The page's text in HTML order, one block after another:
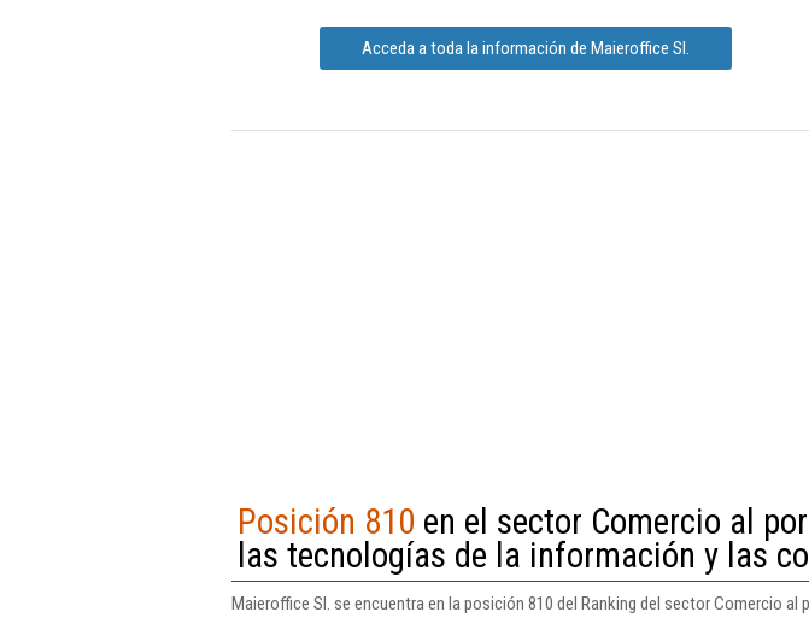
Acceda a toda la información de Maieroffice Sl.
Posición 810 en el sector Comercio al
las tecnologías de la información y las
Maieroffice Sl. se encuentra en la posición 810 del Ranking del sector Comercio